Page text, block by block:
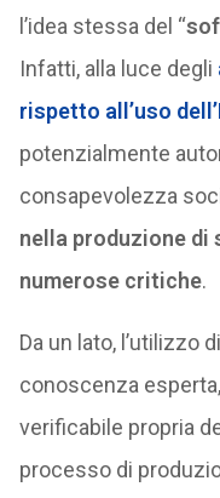
l’idea stessa del “
Infatti, alla luce degli
rispetto all’uso
potenzialmente
consapevolezza
nella produzione di
numerose critiche.
Da un lato, l’utilizzo
conoscenza
verificabile propria
processo di